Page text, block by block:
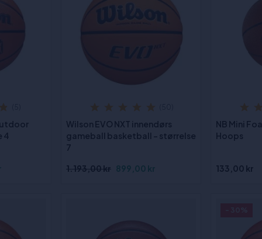
4
Wilson EVO NXT innendørs
gameball basketball - størrelse
7
1.193,00 kr 899,00 kr
NB Mini
Hoops
133,00 kr